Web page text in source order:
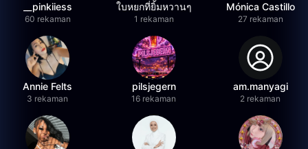
__pinkiiess
60 rekaman
ใบหยกที่ยิ้มหวานๆ
1 rekaman
Mónica Castillo
27 rekaman
Annie Felts
3 rekaman
pilsjegern
16 rekaman
am.manyagi
2 rekaman